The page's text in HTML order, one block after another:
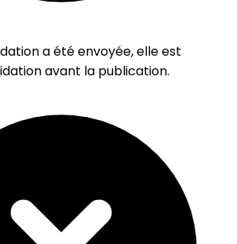
a été envoyée, elle est
avant la publication.